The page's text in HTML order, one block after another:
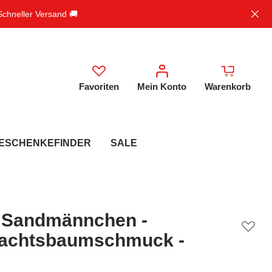
Versand 🚚
Favoriten Mein Konto Warenkorb
SALE
-
-